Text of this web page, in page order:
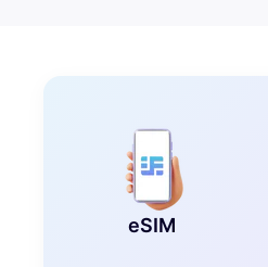
eSIM